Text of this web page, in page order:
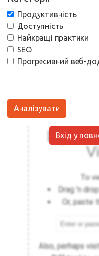
Продуктивність
Доступність
Найкращі практики
SEO
Прогресивний веб-
Аналізувати
Вхід у